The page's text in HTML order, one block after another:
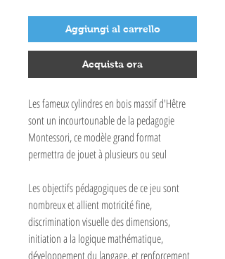
Aggiungi al carrello
Acquista ora
Les fameux cylindres en bois massif d'Hêtre
sont un incourtounable de la pedagogie
Montessori, ce modèle grand format
permettra de jouet à plusieurs ou seul
Les objectifs pédagogiques de ce jeu sont
nombreux et allient motricité fine,
discrimination visuelle des dimensions,
initiation a la logique mathématique,
développement du langage, et renforcement